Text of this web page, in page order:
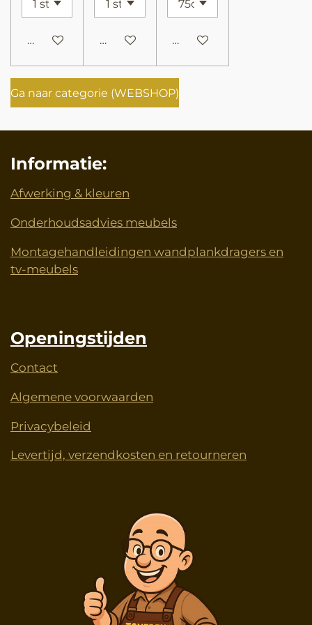
In winkelwagenIn winkelwagenIn winkelwagen
Ga naar categorie (WEBSHOP)
Informatie:
Afwerking & kleuren
Onderhoudsadvies meubels
Montagehandleidingen wandplankdragers en
tv-meubels
Openingstijden
Contact
Algemene voorwaarden
Privacybeleid
Levertijd, verzendkosten en retourneren